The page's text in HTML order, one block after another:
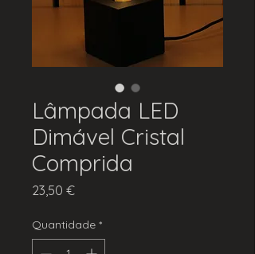
Lâmpada LED
Dimável Cristal
Comprida
23,50 €Preço
Quantidade *